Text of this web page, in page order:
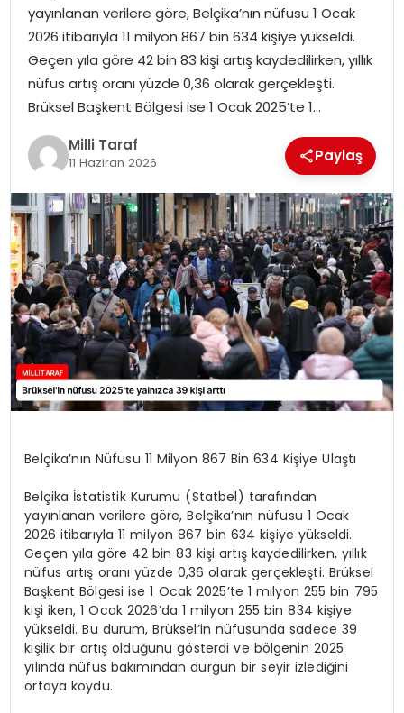
SIYASET
MAGAZIN
yayınlanan verilere göre, Belçika’nın nüfusu 1 Ocak
2026 itibarıyla 11 milyon 867 bin 634 kişiye yükseldi.
Geçen yıla göre 42 bin 83 kişi artış kaydedilirken, yıllık
nüfus artış oranı yüzde 0,36 olarak gerçekleşti.
Brüksel Başkent Bölgesi ise 1 Ocak 2025’te 1…
Milli Taraf
11 Haziran 2026 Paylaş
Belçika’nın Nüfusu 11 Milyon 867 Bin 634 Kişiye Ulaştı
Belçika İstatistik Kurumu (Statbel) tarafından
yayınlanan verilere göre, Belçika’nın nüfusu 1 Ocak
2026 itibarıyla 11 milyon 867 bin 634 kişiye yükseldi.
Geçen yıla göre 42 bin 83 kişi artış kaydedilirken, yıllık
nüfus artış oranı yüzde 0,36 olarak gerçekleşti. Brüksel
Başkent Bölgesi ise 1 Ocak 2025’te 1 milyon 255 bin 795
kişi iken, 1 Ocak 2026’da 1 milyon 255 bin 834 kişiye
yükseldi. Bu durum, Brüksel’in nüfusunda sadece 39
kişilik bir artış olduğunu gösterdi ve bölgenin 2025
yılında nüfus bakımından durgun bir seyir izlediğini
ortaya koydu.